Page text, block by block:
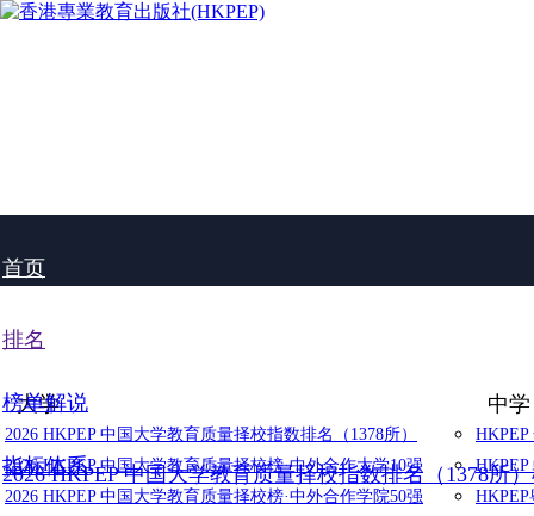
首页
排名
大学
2026 HKPEP 中国大学教育质量择校指数排名（1378所）
2026 HKPEP 中国大学教育质量择校榜·中外合作大学10强
2026 HKPEP 中国大学教育质量择校榜·中外合作学院50强
中学
榜单解说
2026 HKPEP 中国大学教育质量择校指数排名（1378所
指标体系